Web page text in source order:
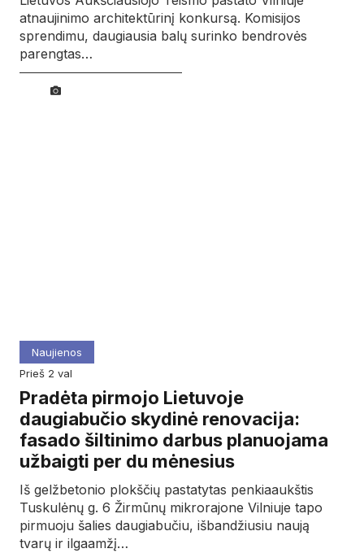
atnaujinimo architektūrinį konkursą. Komisijos
sprendimu, daugiausia balų surinko bendrovės
parengtas…
Naujienos
prieš 2 val
Pradėta pirmojo Lietuvoje
daugiabučio skydinė renovacija:
fasado šiltinimo darbus planuojama
užbaigti per du mėnesius
Iš gelžbetonio plokščių pastatytas penkiaaukštis
Tuskulėnų g. 6 Žirmūnų mikrorajone Vilniuje tapo
pirmuoju šalies daugiabučiu, išbandžiusiu naują
tvarų ir ilgaamžį…